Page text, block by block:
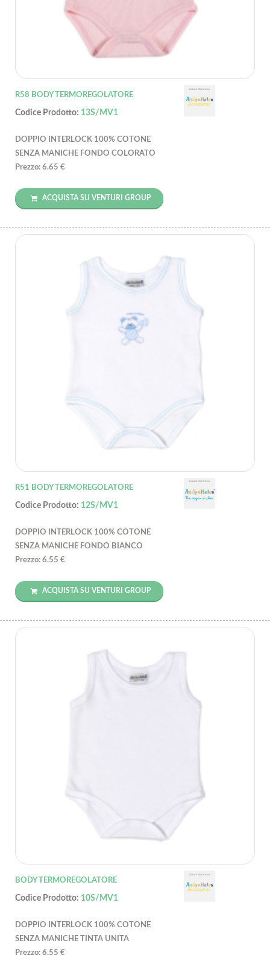
R58 BODY TERMOREGOLATORE
Codice Prodotto: 13S/MV1
DOPPIO INTERLOCK 100% COTONE
SENZA MANICHE FONDO COLORATO
Prezzo: 6.65 €
ACQUISTA SU VENTURI GROUP
R51 BODY TERMOREGOLATORE
Codice Prodotto: 12S/MV1
DOPPIO INTERLOCK 100% COTONE
SENZA MANICHE FONDO BIANCO
Prezzo: 6.55 €
ACQUISTA SU VENTURI GROUP
BODY TERMOREGOLATORE
Codice Prodotto: 10S/MV1
DOPPIO INTERLOCK 100% COTONE
SENZA MANICHE TINTA UNITA
Prezzo: 6.55 €